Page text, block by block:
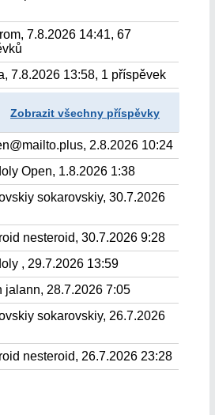
7.8.2026 14:41, 67
7.8.2026 13:58, 1 příspěvek
Zobrazit všechny příspěvky
2.8.2026 10:24
Open, 1.8.2026 1:38
sokarovskiy, 30.7.2026
nesteroid, 30.7.2026 9:28
, 29.7.2026 13:59
jalann, 28.7.2026 7:05
sokarovskiy, 26.7.2026
nesteroid, 26.7.2026 23:28